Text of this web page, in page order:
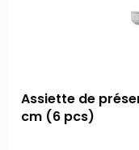
Assiette de
cm (6 pcs)